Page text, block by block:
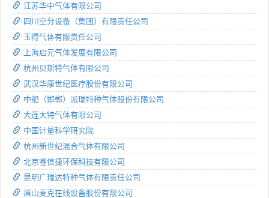
江苏华中气体有限公司
四川空分设备（集团）有限责任公司
玉得气体有限责任公司
上海启元气体发展有限公司
杭州贝斯特气体有限公司
武汉华康世纪医疗股份有限公司
中船（邯郸）派瑞特种气体股份有限公司
大连大特气体有限公司
中国计量科学研究院
杭州新世纪混合气体有限公司
北京睿信捷环保科技有限公司
昆明广瑞达特种气体有限责任公司
眉山麦克在线设备股份有限公司